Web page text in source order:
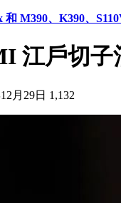
和 M390、K390、
江戶切子
月29日 1,132